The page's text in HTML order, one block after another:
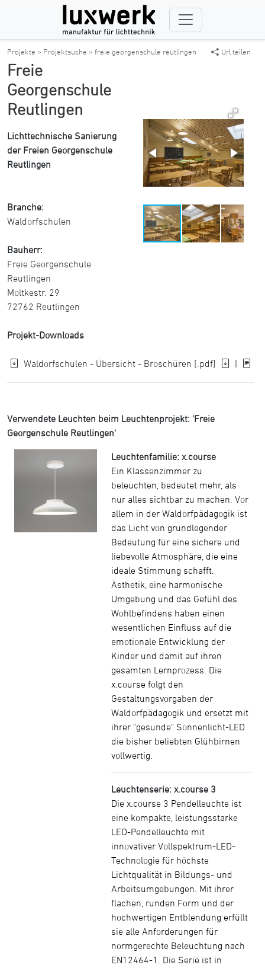
Projekte > Projektsuche > freie georgenschule reutlingen Url teilen
Freie
Georgenschule
Reutlingen
Lichttechnische Sanierung
der Freien Georgenschule
Reutlingen
Branche:
Waldorfschulen
Bauherr:
Freie Georgenschule
Reutlingen
Moltkestr. 29
72762 Reutlingen
Projekt-Downloads
Waldorfschulen - Übersicht - Broschüren [.pdf] |
Verwendete Leuchten beim Leuchtenprojekt: 'Freie
Georgenschule Reutlingen'
Leuchtenfamilie: x.course
Ein Klassenzimmer zu
beleuchten, bedeutet mehr, als
nur alles sichtbar zu machen. Vor
allem in der Waldorfpädagogik ist
das Licht von grundlegender
Bedeutung für eine sichere und
liebevolle Atmosphäre, die eine
ideale Stimmung schafft.
Ästhetik, eine harmonische
Umgebung und das Gefühl des
Wohlbefindens haben einen
wesentlichen Einfluss auf die
emotionale Entwicklung der
Kinder und damit auf ihren
gesamten Lernprozess. Die
x.course folgt den
Gestaltungsvorgaben der
Waldorfpädagogik und ersetzt mit
ihrer "gesunde" Sonnenlicht-LED
die bisher beliebten Glühbirnen
vollwertig.
Leuchtenserie: x.course 3
Die x.course 3 Pendelleuchte ist
eine kompakte, leistungsstarke
LED-Pendelleuchte mit
innovativer Vollspektrum-LED-
Technologie für höchste
Lichtqualität in Bildungs- und
Arbeitsumgebungen. Mit ihrer
flachen, runden Form und der
hochwertigen Entblendung erfüllt
sie alle Anforderungen für
normgerechte Beleuchtung nach
EN12464-1. Die Serie ist in